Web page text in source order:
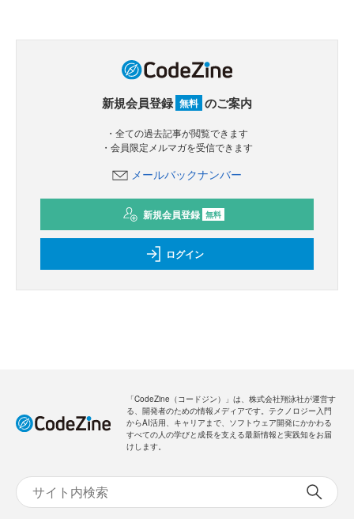
新規会員登録 無料 のご案内
・全ての過去記事が閲覧できます
・会員限定メルマガを受信できます
メールバックナンバー
新規会員登録 無料
ログイン
「CodeZine（コードジン）」は、株式会社翔泳社が運営す
る、開発者のための情報メディアです。テクノロジー入門
からAI活用、キャリアまで、ソフトウェア開発にかかわる
すべての人の学びと成長を支える最新情報と実践知をお届
けします。